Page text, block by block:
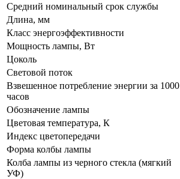
Средний номинальный срок службы
Длина, мм
Класс энергоэффективности
Мощность лампы, Вт
Цоколь
Световой поток
Взвешенное потребление энергии за 1000
часов
Обозначение лампы
Цветовая температура, К
Индекс цветопередачи
Форма колбы лампы
Колба лампы из черного стекла (мягкий
УФ)